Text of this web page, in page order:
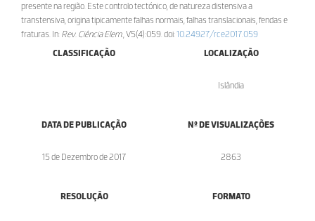
presente na região. Este controlo tectónico, de natureza distensiva a
transtensiva, origina tipicamente falhas normais, falhas translacionais, fendas e
fraturas. In: Rev. Ciência Elem., V5(4):059. doi: 10.24927/rce2017.059
CLASSIFICAÇÃO
LOCALIZAÇÃO
Islândia
DATA DE PUBLICAÇÃO
15 de Dezembro de 2017
Nº DE VISUALIZAÇÕES
2863
RESOLUÇÃO FORMATO